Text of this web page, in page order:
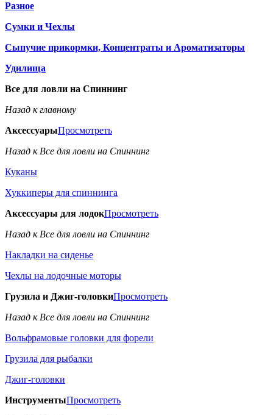
Разное
Сумки и Чехлы
Сыпучие прикормки, Концентраты и Ароматизаторы
Удилища
Все для ловли на Спиннинг
Назад к главному
АксессуарыПросмотреть
Назад к Все для ловли на Спиннинг
Куканы
Хуккиперы для спиннинга
Аксессуары для лодокПросмотреть
Назад к Все для ловли на Спиннинг
Накладки на сиденье
Чехлы на лодочные моторы
Грузила и Джиг-головкиПросмотреть
Назад к Все для ловли на Спиннинг
Вольфрамовые головки для форели
Грузила для рыбалки
Джиг-головки
ИнструментыПросмотреть